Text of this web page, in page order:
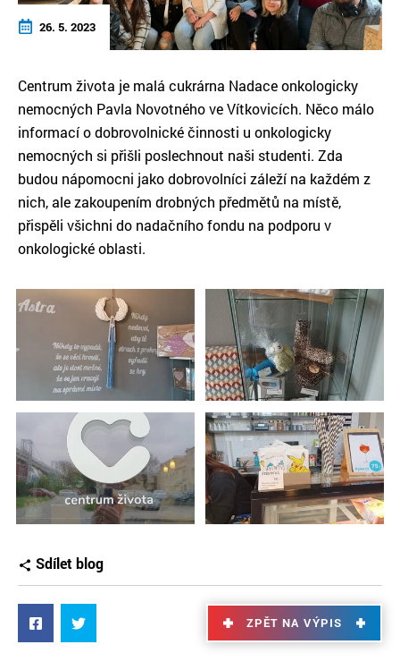
26. 5. 2023
Centrum života je malá cukrárna Nadace onkologicky
nemocných Pavla Novotného ve Vítkovicích. Něco málo
informací o dobrovolnické činnosti u onkologicky
nemocných si přišli poslechnout naši studenti. Zda
budou nápomocni jako dobrovolníci záleží na každém z
nich, ale zakoupením drobných předmětů na místě,
přispěli všichni do nadačního fondu na podporu v
onkologické oblasti.
Sdílet blog
ZPĚT NA VÝPIS